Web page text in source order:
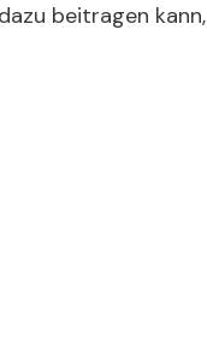
beitragen kann,